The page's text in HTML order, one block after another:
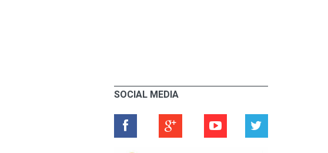
SOCIAL MEDIA